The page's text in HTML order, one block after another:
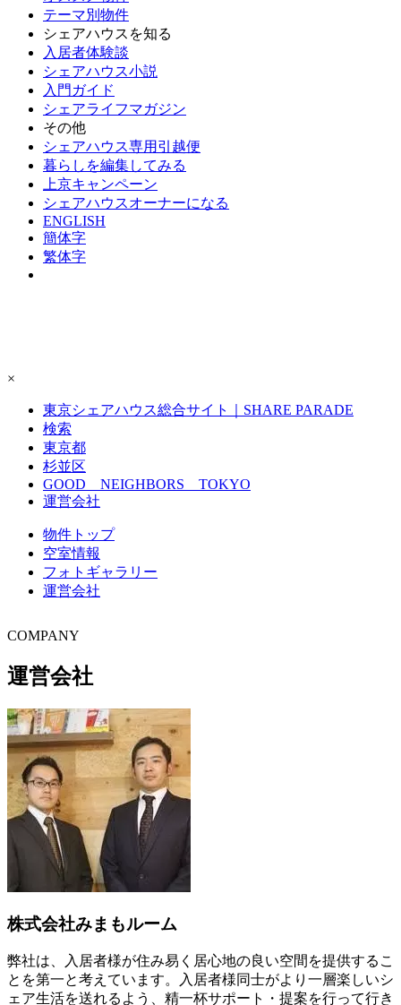
テーマ別物件
シェアハウスを知る
入居者体験談
シェアハウス小説
入門ガイド
シェアライフマガジン
その他
シェアハウス専用引越便
暮らしを編集してみる
上京キャンペーン
シェアハウスオーナーになる
ENGLISH
簡体字
繁体字
×
東京シェアハウス総合サイト｜SHARE PARADE
検索
東京都
杉並区
GOOD NEIGHBORS TOKYO
運営会社
物件トップ
空室情報
フォト ギャラリー
運営会社
COMPANY
運営会社
株式会社みまもルーム
弊社は、入居者様が住み易く居心地の良い空間を提供するこ
とを第一と考えています。入居者様同士がより一層楽しいシ
ェア生活を送れるよう、精一杯サポート・提案を行って行き